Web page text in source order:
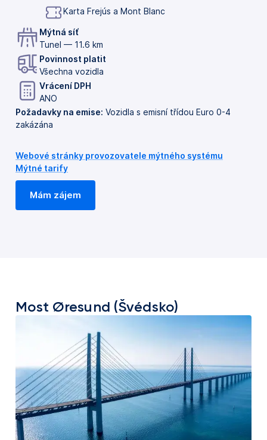
Karta Frejús a Mont Blanc
Mýtná síť
Tunel — 11.6 km
Povinnost platit
Všechna vozidla
Vrácení DPH
ANO
Požadavky na emise: Vozidla s emisní třídou Euro 0-4
zakázána
Webové stránky provozovatele mýtného systému
Mýtné tarify
Mám zájem
Most Øresund (Švédsko)